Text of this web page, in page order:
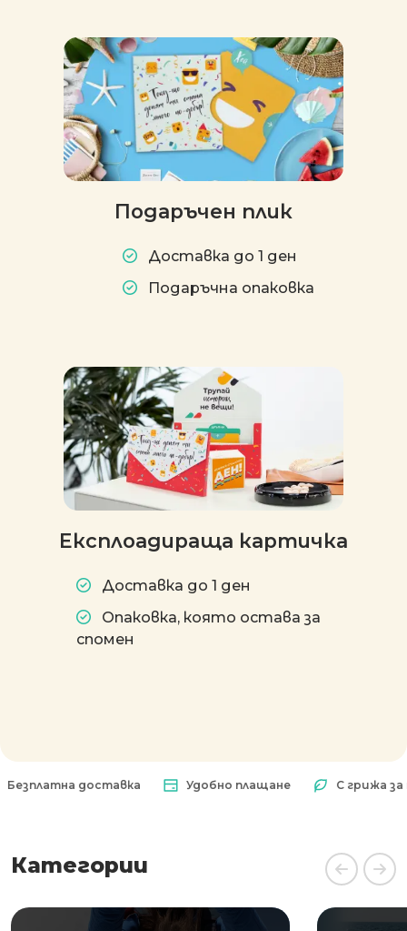
Подаръчен плик
Доставка до 1 ден
Подаръчна опаковка
Експлоадираща картичка
Доставка до 1 ден
Опаковка, която остава за
спомен
доставка Удобно плащане С грижа за
Категории